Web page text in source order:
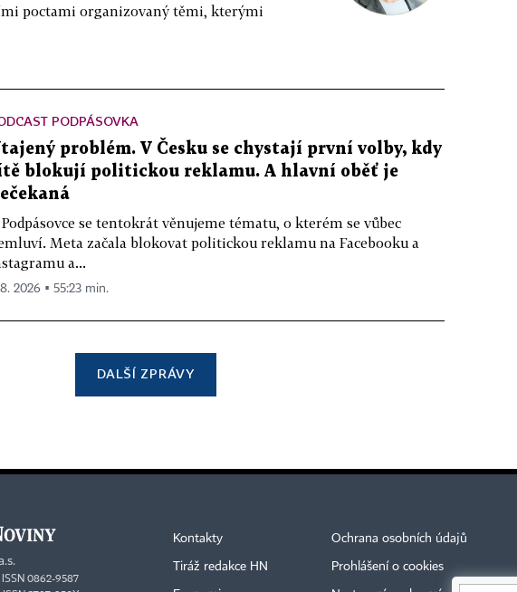
poctami organizovaný těmi, kterými
PODPÁSOVKA
problém. V Česku se chystají první volby, kdy
blokují politickou reklamu. A hlavní oběť je
se tentokrát věnujeme tématu, o kterém se vůbec
Meta začala blokovat politickou reklamu na Facebooku a
a...
2026 ▪ 55:23 min.
DALŠÍ ZPRÁVY
0862-9587
Kontakty
Tiráž redakce HN
Ochrana osobních údajů
Prohlášení o cookies